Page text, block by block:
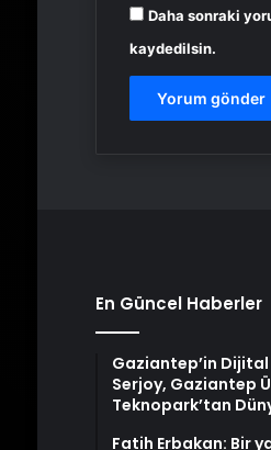
Daha sonraki
kaydedilsin.
En Güncel Haberler
Gaziantep’in
Serjoy, Gaziantep
Teknopark’tan
Fatih Erbakan: Bir